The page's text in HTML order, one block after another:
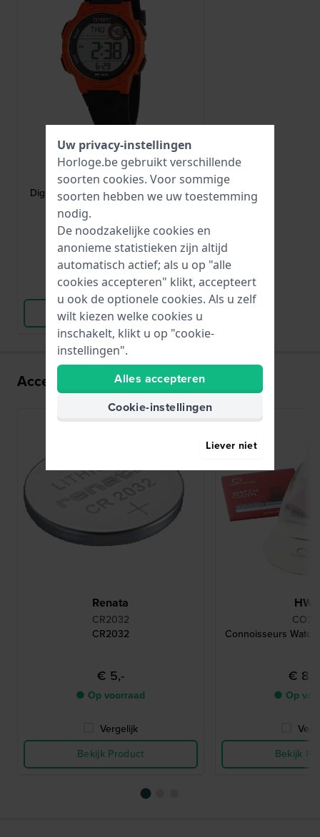
Olympic
OL45HKR018
Digital 40 mm Digitaal kinderhorloge
€ 39,95
● Op voorraad
Vergelijk
Bekijk Product
Accessoires voor het IS-3A uurwerk:
Renata
CR2032
CR2032
€ 5,-
● Op voorraad
Vergelijk
Bekijk Product
Connoisseurs
€
● Op
Bekijk
Uw privacy-instellingen
Horloge.be gebruikt verschillende
soorten cookies. Voor sommige
soorten hebben we uw toestemming
nodig.
De noodzakelijke cookies en
anonieme statistieken zijn altijd
automatisch actief; als u op "alle
cookies accepteren" klikt, accepteert
u ook de optionele cookies. Als u zelf
wilt kiezen welke cookies u
inschakelt, klikt u op "cookie-
instellingen".
Alles accepteren
Cookie-instellingen
Liever niet